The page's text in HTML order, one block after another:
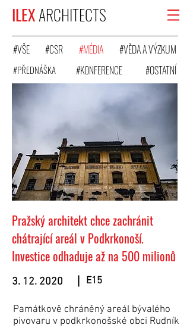
ILEXARCHITECTS
Pražský architekt chce zachránit
chátrající areál v Podkrkonoší.
Investice odhaduje až na 500 milionů
3. 12. 2020 E15
Památkově chráněný areál bývalého
pivovaru v podkrkonošské obci Rudník
#VŠE #CSR #MÉDIA #VĚDA A VÝZKUM
#PŘEDNÁŠKA #KONFERENCE #OSTATNÍ